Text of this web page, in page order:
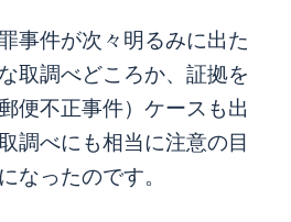
事件が次々明るみに出た
取調べどころか、証拠を
便不正事件）ケースも出
調べにも相当に注意の目
なったのです。